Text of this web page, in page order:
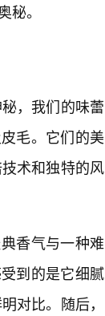
。
，我们的味蕾
毛。它们的美
术和独特的风
香气与一种难
到的是它细腻
对比。随后，